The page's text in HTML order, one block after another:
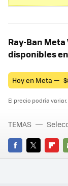
Ray-Ban Meta
disponibles
Hoy en Meta — $
El precio podría
FACEBOOK
TWITTER
TEMAS